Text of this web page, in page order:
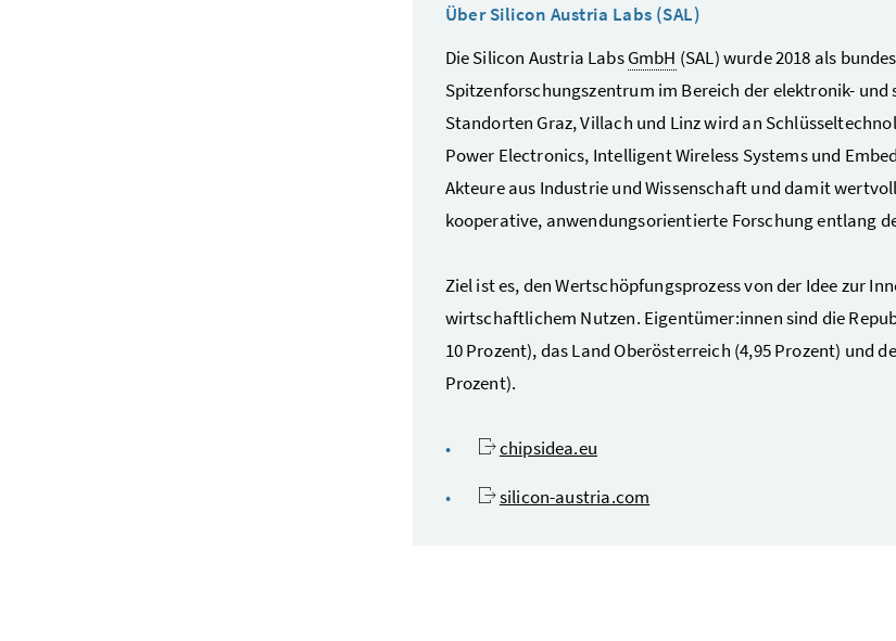
ÜberSilicon Austria Labs (SAL)
DieSilicon Austria LabsGmbH (SAL) wurde 2018 als
Spitzenforschungszentrum im Bereich der elektronik-
Standorten Graz, Villach und Linz wird an
Power Electronics, Intelligent Wireless Systemsund
Akteure aus Industrie und Wissenschaft und damit
kooperative, anwendungsorientierte Forschung entlang
Ziel ist es, den Wertschöpfungsprozess von der Idee zur
wirtschaftlichem Nutzen. Eigentümer:innen sind die
10 Prozent), das Land Oberösterreich (4,95 Prozent) und
Prozent).
chipsidea.eu
silicon-austria.com